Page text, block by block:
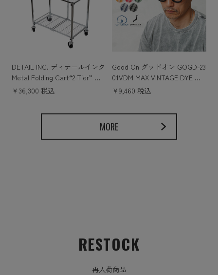
DETAIL INC. ディテールインク
Metal Folding Cart“2 Tier” メ
タル フォールディング カー
￥36,300 税込
Good On グッドオン GOGD-23
01VDM MAX VINTAGE DYE W.
CAP “マックスヴィンテージダ
￥9,460 税込
MORE
RESTOCK
再入荷商品